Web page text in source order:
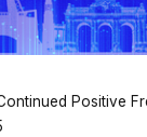
Positive